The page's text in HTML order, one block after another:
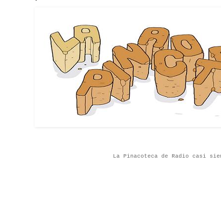
La Pinacoteca de Radio casi